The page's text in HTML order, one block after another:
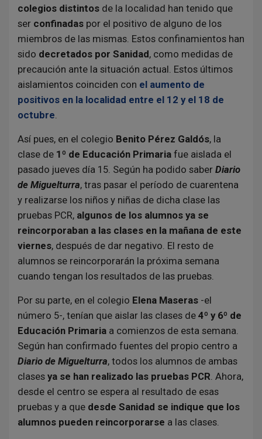
colegios distintos de la localidad han tenido que
ser confinadas por el positivo de alguno de los
miembros de las mismas. Estos confinamientos han
sido decretados por Sanidad, como medidas de
precaución ante la situación actual. Estos últimos
aislamientos coinciden con el aumento de
positivos en la localidad entre el 12 y el 18 de
octubre.
Así pues, en el colegio Benito Pérez Galdós, la
clase de 1º de Educación Primaria fue aislada el
pasado jueves día 15. Según ha podido saber Diario
de Miguelturra, tras pasar el período de cuarentena
y realizarse los niños y niñas de dicha clase las
pruebas PCR, algunos de los alumnos ya se
reincorporaban a las clases en la mañana de este
viernes, después de dar negativo. El resto de
alumnos se reincorporarán la próxima semana
cuando tengan los resultados de las pruebas.
Por su parte, en el colegio Elena Maseras -el
número 5-, tenían que aislar las clases de 4º y 6º de
Educación Primaria a comienzos de esta semana.
Según han confirmado fuentes del propio centro a
Diario de Miguelturra, todos los alumnos de ambas
clases ya se han realizado las pruebas PCR. Ahora,
desde el centro se espera al resultado de esas
pruebas y a que desde Sanidad se indique que los
alumnos pueden reincorporarse a las clases.